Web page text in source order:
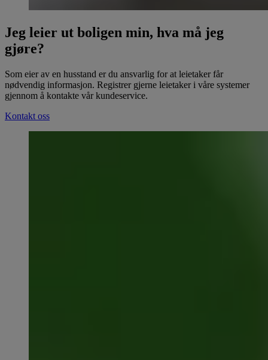
Jeg leier ut boligen min, hva må jeg
gjøre?
Som eier av en husstand er du ansvarlig for at leietaker får
nødvendig informasjon. Registrer gjerne leietaker i våre systemer
gjennom å kontakte vår kundeservice.
Kontakt oss